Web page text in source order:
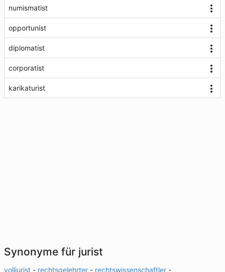
numismatist
opportunist
diplomatist
corporatist
karikaturist
Synonyme für jurist
volljurist - rechtsgelehrter - rechtswissenschaftler -